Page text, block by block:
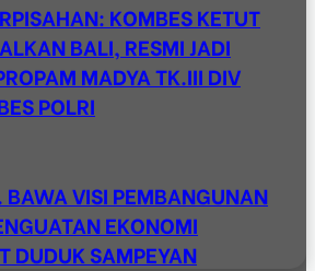
KOMBES KETUT
BALI, RESMI JADI
MADYA TK.III DIV
POLRI
BAWA VISI PEMBANGUNAN
EKONOMI
DUDUK SAMPEYAN